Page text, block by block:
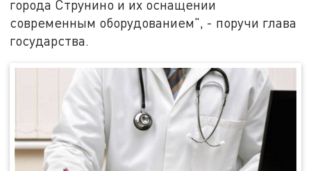
города Струнино и их оснащении
современным оборудованием", - поручи глава
государства.